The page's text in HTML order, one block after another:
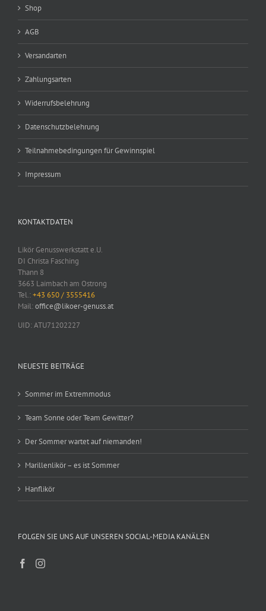
Shop
AGB
Versandarten
Zahlungsarten
Widerrufsbelehrung
Datenschutzbelehrung
Teilnahmebedingungen für Gewinnspiel
Impressum
KONTAKTDATEN
Likör Genusswerkstatt e.U.
DI Christa Fasching
Thann 8
3663 Laimbach am Ostrong
Tel.:+43 650 / 3555416
Mail:office@likoer-genuss.at
UID: ATU71202227
NEUESTE BEITRÄGE
Sommer im Extremmodus
Team Sonne oder Team Gewitter?
Der Sommer wartet auf niemanden!
Marillenlikör – es ist Sommer
Hanflikör
FOLGEN SIE UNS AUF UNSEREN SOCIAL-MEDIA KANÄLEN